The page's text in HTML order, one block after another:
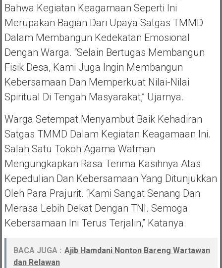
Bahwa Kegiatan Keagamaan Seperti Ini
Merupakan Bagian Dari Upaya Satgas TMMD
Dalam Membangun Kedekatan Emosional
Dengan Warga. “Selain Bertugas Membangun
Fisik Desa, Kami Juga Ingin Membangun
Kebersamaan Dan Memperkuat Nilai-Nilai
Spiritual Di Tengah Masyarakat,” Ujarnya.
Warga Setempat Menyambut Baik Kehadiran
Satgas TMMD Dalam Kegiatan Keagamaan Ini.
Salah Satu Tokoh Agama Watman
Mengungkapkan Rasa Terima Kasihnya Atas
Kepedulian Dan Kebersamaan Yang Ditunjukkan
Oleh Para Prajurit. “Kami Sangat Senang Dan
Merasa Lebih Dekat Dengan TNI. Semoga
Kebersamaan Ini Terus Terjalin,” Katanya.
BACA JUGA : Ajib Hamdani Nonton Bareng Wartawan
dan Relawan